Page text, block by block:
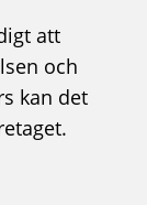
att
och
kan det